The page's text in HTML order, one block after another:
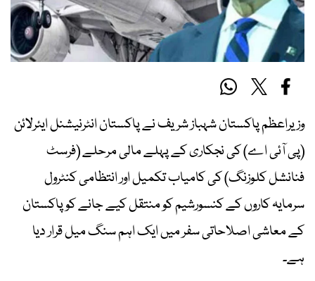
وزیراعظم پاکستان شہباز شریف نے پاکستان انٹرنیشنل ایئرلائن
(پی آئی اے) کی نجکاری کے پہلے مالی مرحلے (فرسٹ
فنانشل کلوزنگ) کی کامیاب تکمیل اور انتظامی کنٹرول
سرمایہ کاروں کے کنسورشیم کو منتقل کیے جانے کو پاکستان
کے معاشی اصلاحاتی سفر میں ایک اہم سنگ میل قرار دیا
ہے۔